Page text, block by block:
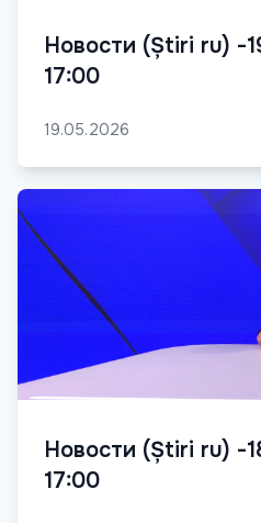
Новости (Știri ru) -
17:00
19.05.2026
Новости (Știri ru) -
17:00